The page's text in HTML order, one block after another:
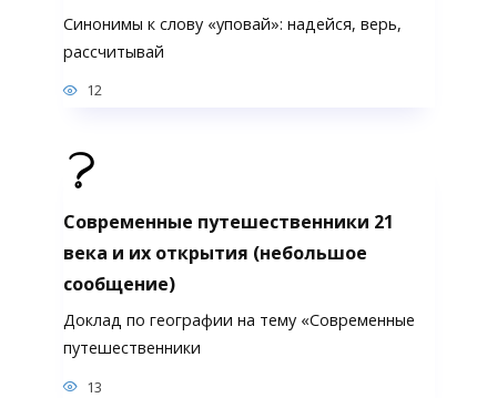
Синонимы к слову «уповай»: надейся, верь,
рассчитывай
12
Современные путешественники 21
века и их открытия (небольшое
сообщение)
Доклад по географии на тему «Современные
путешественники
13